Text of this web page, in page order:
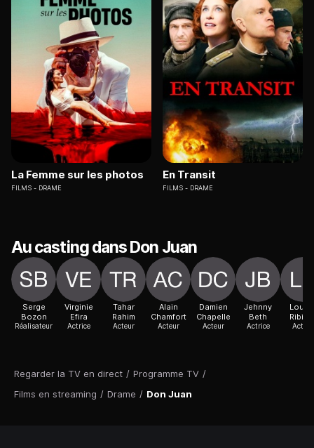
Regarder la TV en direct / Programme TV /
Films en streaming / Drame / Don Juan
La Femme sur les photos
FILMS DRAME
En Transit
FILMS DRAME
Au casting dans Don Juan
Serge
Bozon
Réalisateur
Virginie
Efira
Actrice
Tahar
Rahim
Acteur
Alain
Chamfort
Acteur
Damien
Chapelle
Acteur
Jehnny
Beth
Actrice Acteur